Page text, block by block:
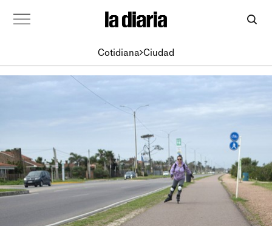
Cotidiana Ciudad